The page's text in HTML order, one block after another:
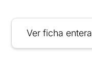
Ver ficha entera